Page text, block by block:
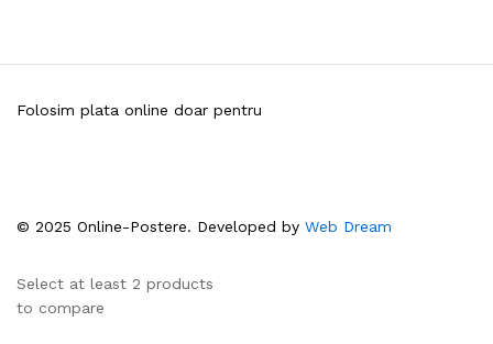
© 2025 Online-Postere. Developed by Web Dream
Folosim plata online doar pentru
Select at least 2 products
to compare